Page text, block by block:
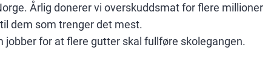
Årlig donerer vi overskuddsmat for flere millioner
dem som trenger det mest.
for at flere gutter skal fullføre skolegangen.